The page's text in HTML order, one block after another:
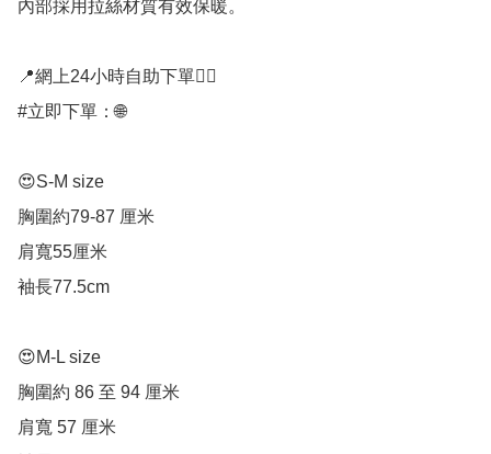
內部採用拉絲材質有效保暖。
📍網上24小時自助下單👍🏻
#立即下單：🌐
😍S-M size
胸圍約79-87 厘米
肩寬55厘米
袖長77.5cm
😍M-L size
胸圍約 86 至 94 厘米
肩寬 57 厘米